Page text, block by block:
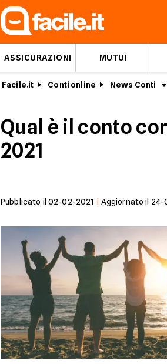
ASSICURAZIONI MUTUI
Facile.it Conti online News Conti
Qual è il conto
2021
Pubblicato il 02-02-2021 Aggiornato il 24-